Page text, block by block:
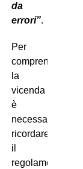
da
errori”.
Per
comprendere
la
vicenda
è
necessario
ricordare
il
regolamento